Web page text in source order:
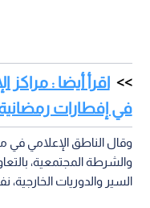
اقرأ أيضا : مراكز
في إفطارات
وقال الناطق الإعلامي في
والشرطة المجتمعية،
السير والدوريات